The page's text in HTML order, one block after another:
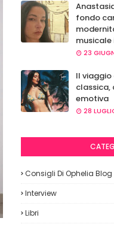
fondo
musicale
23
Il
classica,
emotiva
28
Consigli Di Ophelia Blog
Interview
Libri